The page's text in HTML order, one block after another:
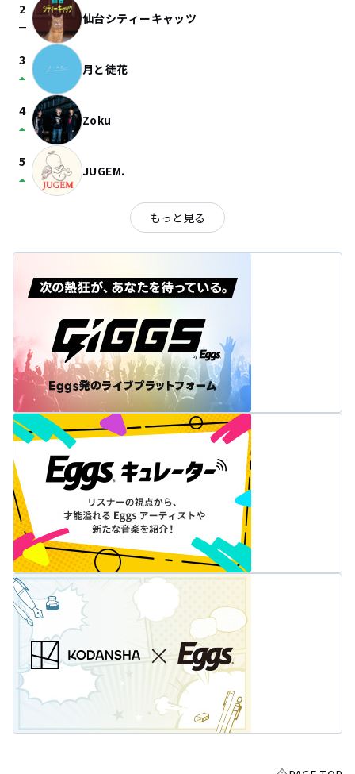
2
check_indeterminate_small 仙台シティーキャッツ
3
arrow_drop_up 月と徒花
4
arrow_drop_up Zoku
5
arrow_drop_up JUGEM.
もっと見る